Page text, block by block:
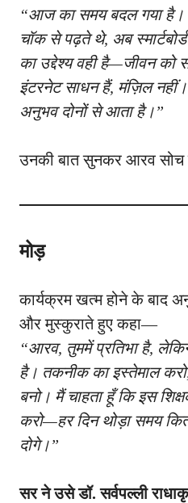
“आज का समय बदल गया है।
चॉक से पढ़ते थे, अब
का उद्देश्य वही है—जीवन को
इंटरनेट साधन हैं, मंज़िल नहीं।
अनुभव दोनों से आता है।”
उनकी बात सुनकर आरव सोच
मोड़
कार्यक्रम खत्म होने के बाद
और मुस्कुराते हुए कहा—
“आरव, तुममें प्रतिभा है,
है। तकनीक का इस्तेमाल
बनो। मैं चाहता हूँ कि इस
करो—हर दिन थोड़ा समय
दोगे।”
सर ने उसे डॉ. सर्वपल्ली